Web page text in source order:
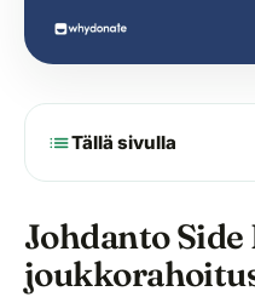
listTällä sivulla
Johdanto Side